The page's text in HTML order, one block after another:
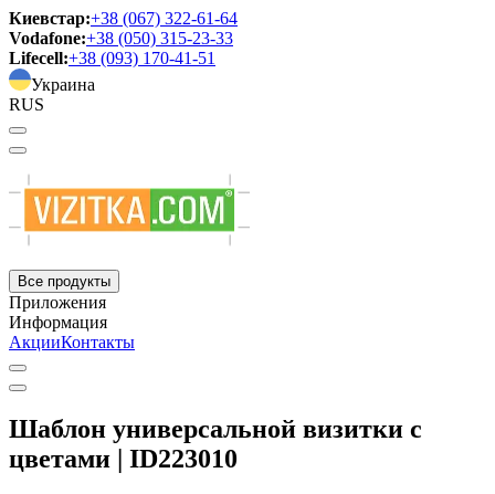
Киевстар:+38 (067) 322-61-64
Vodafone:+38 (050) 315-23-33
Lifecell:+38 (093) 170-41-51
Украина
RUS
Все продукты
Приложения
Информация
АкцииКонтакты
Шаблон универсальной визитки с
цветами | ID223010